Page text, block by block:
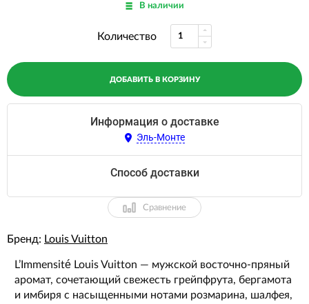
В наличии
Количество
ДОБАВИТЬ В КОРЗИНУ
Информация о доставке
Эль-Монте
Способ доставки
Сравнение
Бренд: Louis Vuitton
L’Immensité Louis Vuitton — мужской восточно-пряный
аромат, сочетающий свежесть грейпфрута, бергамота
и имбиря с насыщенными нотами розмарина, шалфея,